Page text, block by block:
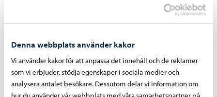
Denna webbplats använder kakor
Vi använder kakor för att anpassa det innehåll och de reklamer
som vi erbjuder, stödja egenskaper i sociala medier och
analysera antalet besökare. Dessutom delar vi information om
första hand efter att undvika höjningar av kommunal- och
fastighetsskatteprocenterna.”
Läs meddelandet 28.1.2026